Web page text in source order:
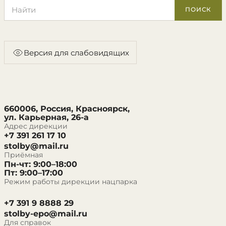
ПОИСК
Версия для слабовидящих
660006, Россия, Красноярск,
ул. Карьерная, 26-а
Адрес дирекции
+7 391 261 17 10
stolby@mail.ru
Приёмная
Пн-чт: 9:00–18:00
Пт: 9:00–17:00
Режим работы дирекции нацпарка
+7 391 9 8888 29
stolby-epo@mail.ru
Для справок